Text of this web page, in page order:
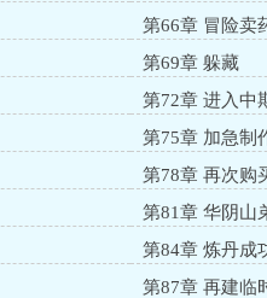
第66章 冒险卖
第69章 躲藏
第72章 进入中
第75章 加急制
第78章 再次购
第81章 华阴山
第84章 炼丹成
第87章 再建临